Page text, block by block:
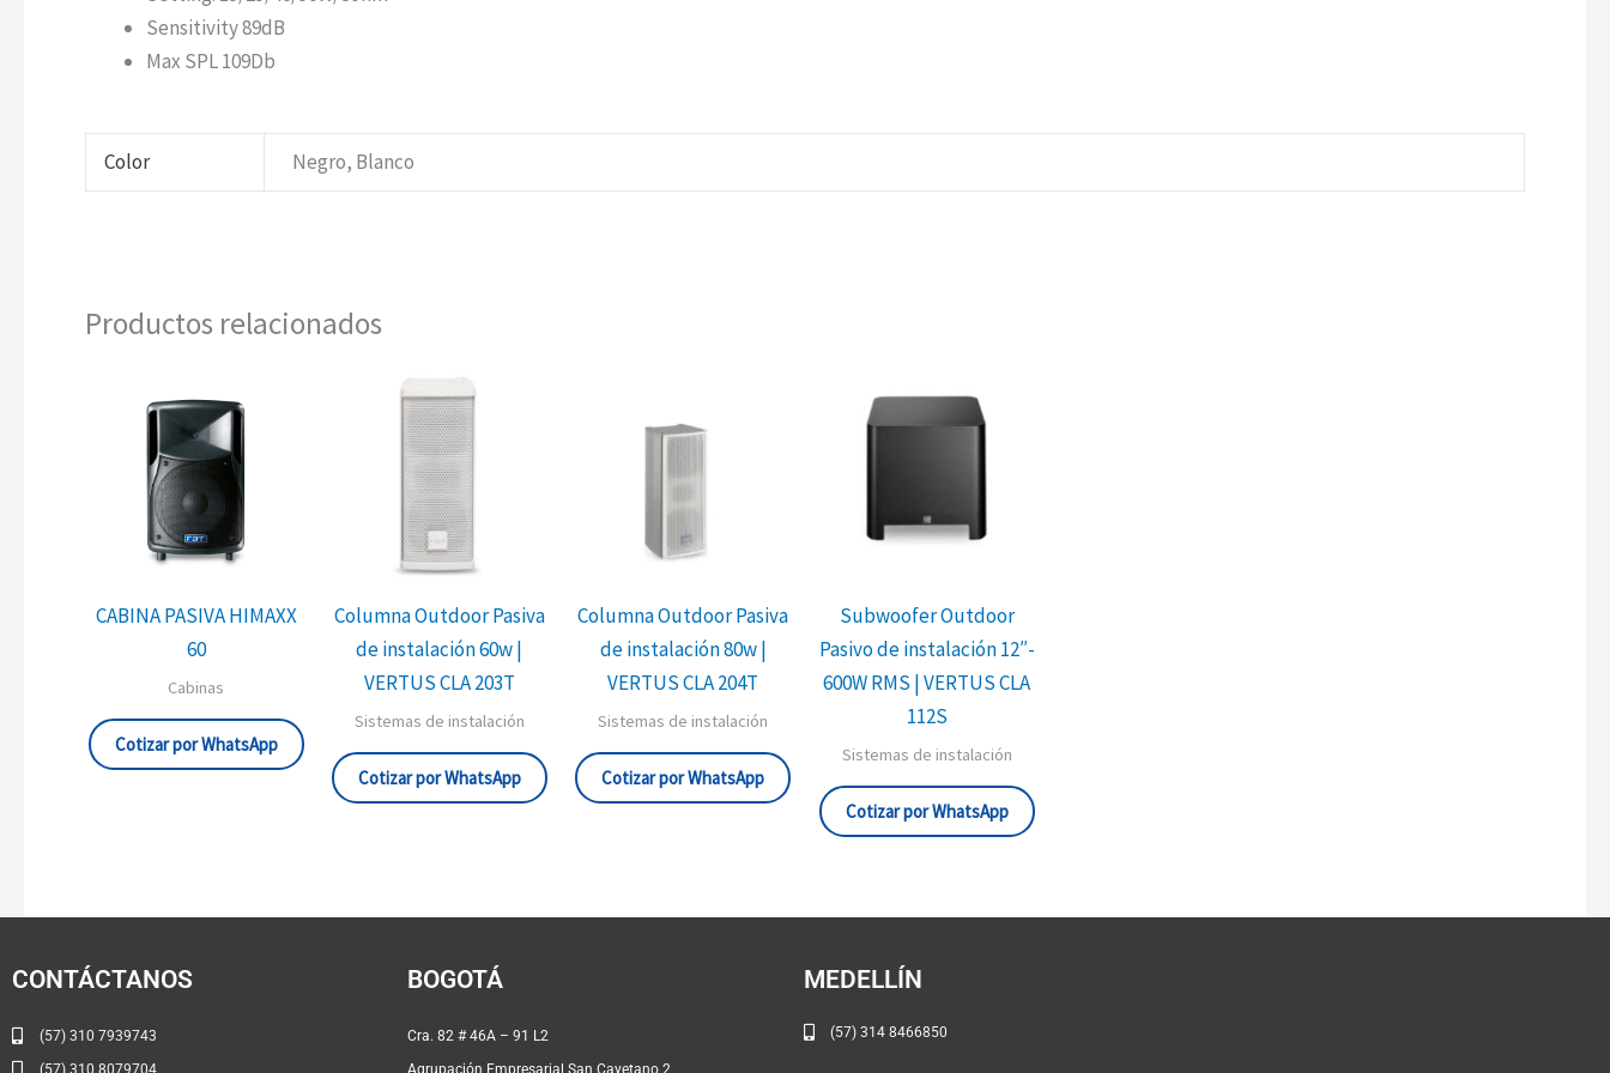
Sensitivity 89dB
Max SPL 109Db
Color Negro, Blanco
Productos relacionados
CABINA PASIVA HIMAXX
60
Cabinas
Cotizar por WhatsApp
Columna Outdoor Pasiva
de instalación 60w |
VERTUS CLA 203T
Sistemas de instalación
Cotizar por WhatsApp
Columna Outdoor Pasiva
de instalación 80w |
VERTUS CLA 204T
Sistemas de instalación
Cotizar por WhatsApp
Subwoofer Outdoor
Pasivo de instalación 12″-
600W RMS | VERTUS CLA
112S
Sistemas de instalación
Cotizar por WhatsApp
CONTÁCTANOS
(57) 310 7939743
BOGOTÁ
Cra. 82 # 46A – 91 L2
MEDELLÍN
(57) 314 8466850